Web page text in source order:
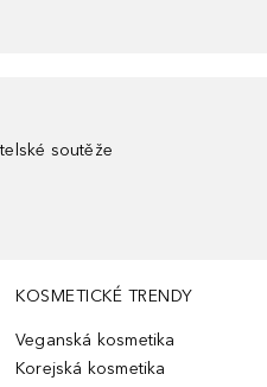
soutěže
KOSMETICKÉ TRENDY
Veganská kosmetika
Korejská kosmetika